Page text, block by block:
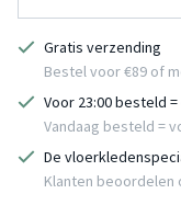
Gratis verzending
Bestel voor €89 of
Voor 23:00 besteld
Vandaag besteld =
De
Klanten beoordelen